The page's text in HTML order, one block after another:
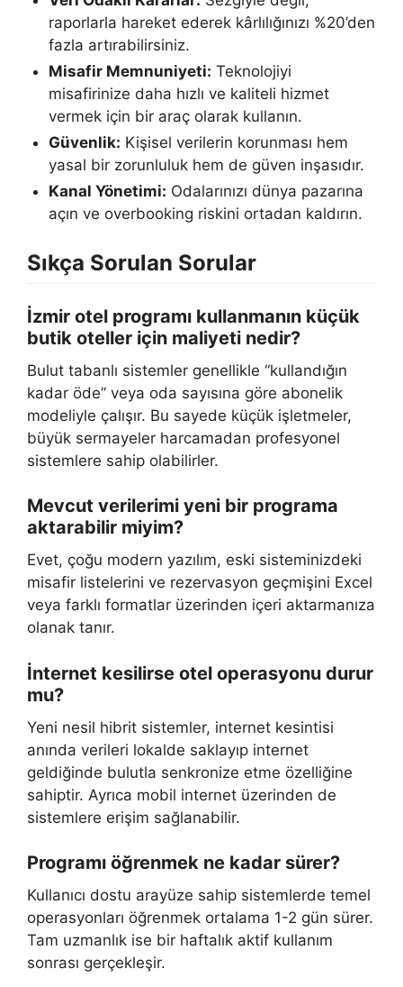
raporlarla hareket ederek kârlılığınızı %20’den
fazla artırabilirsiniz.
Misafir Memnuniyeti: Teknolojiyi
misafirinize daha hızlı ve kaliteli hizmet
vermek için bir araç olarak kullanın.
Güvenlik: Kişisel verilerin korunması hem
yasal bir zorunluluk hem de güven inşasıdır.
Kanal Yönetimi: Odalarınızı dünya pazarına
açın ve overbooking riskini ortadan kaldırın.
Sıkça Sorulan Sorular
İzmir otel programı kullanmanın küçük
butik oteller için maliyeti nedir?
Bulut tabanlı sistemler genellikle “kullandığın
kadar öde” veya oda sayısına göre abonelik
modeliyle çalışır. Bu sayede küçük işletmeler,
büyük sermayeler harcamadan profesyonel
sistemlere sahip olabilirler.
Mevcut verilerimi yeni bir programa
aktarabilir miyim?
Evet, çoğu modern yazılım, eski sisteminizdeki
misafir listelerini ve rezervasyon geçmişini Excel
veya farklı formatlar üzerinden içeri aktarmanıza
olanak tanır.
İnternet kesilirse otel operasyonu durur
mu?
Yeni nesil hibrit sistemler, internet kesintisi
anında verileri lokalde saklayıp internet
geldiğinde bulutla senkronize etme özelliğine
sahiptir. Ayrıca mobil internet üzerinden de
sistemlere erişim sağlanabilir.
Programı öğrenmek ne kadar sürer?
Kullanıcı dostu arayüze sahip sistemlerde temel
operasyonları öğrenmek ortalama 1-2 gün sürer.
Tam uzmanlık ise bir haftalık aktif kullanım
sonrası gerçekleşir.